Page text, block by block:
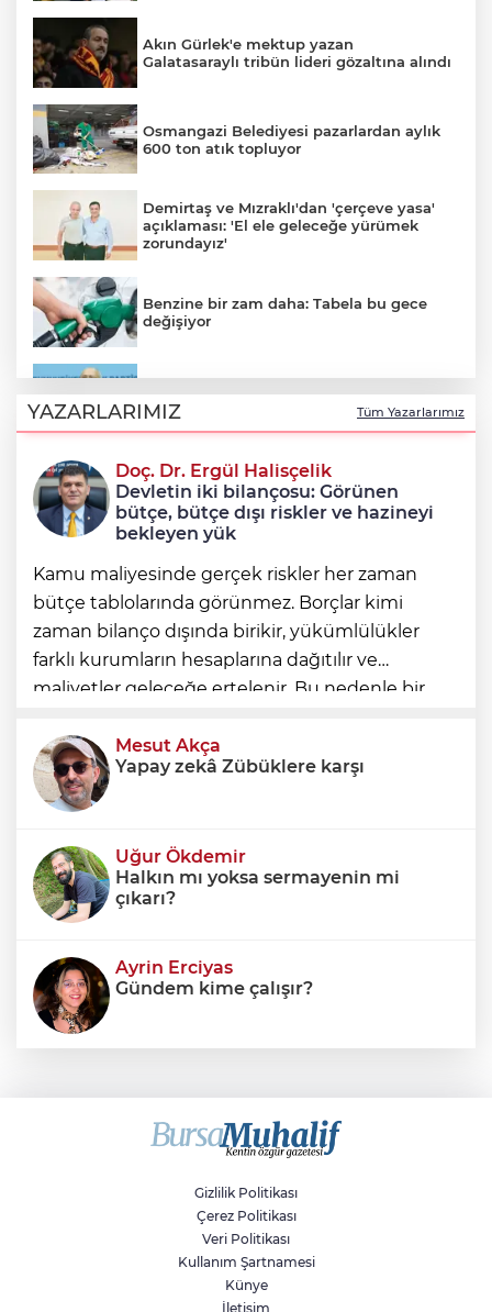
Akın Gürlek'e mektup yazan
Galatasaraylı tribün lideri gözaltına alındı
Osmangazi Belediyesi pazarlardan aylık
600 ton atık topluyor
Demirtaş ve Mızraklı'dan 'çerçeve yasa'
açıklaması: 'El ele geleceğe yürümek
zorundayız'
Benzine bir zam daha: Tabela bu gece
değişiyor
vereceğiz
Nilüfer Belediyesi’nden mahallelerde
yerinde inceleme
YAZARLARIMIZ Tüm Yazarlarımız
Doç. Dr. Ergül Halisçelik
Devletin iki bilançosu: Görünen
bütçe, bütçe dışı riskler ve hazineyi
bekleyen yük
Kamu maliyesinde gerçek riskler her zaman
bütçe tablolarında görünmez. Borçlar kimi
zaman bilanço dışında birikir, yükümlülükler
farklı kurumların hesaplarına dağıtılır ve
maliyetler geleceğe ertelenir. Bu nedenle bir
yalnızca bütçe açığına veya resmi borç stok
Mesut Akça
Yapay zekâ Zübüklere karşı
Uğur Ökdemir
Halkın mı yoksa sermayenin mi
çıkarı?
Ayrin Erciyas
Gündem kime çalışır?
Savaşların gölgesinde engellilik,
doğa ve kaybedilen gelecek
Gizlilik Politikası
Çerez Politikası
Veri Politikası
Kullanım Şartnamesi
Künye
İletişim